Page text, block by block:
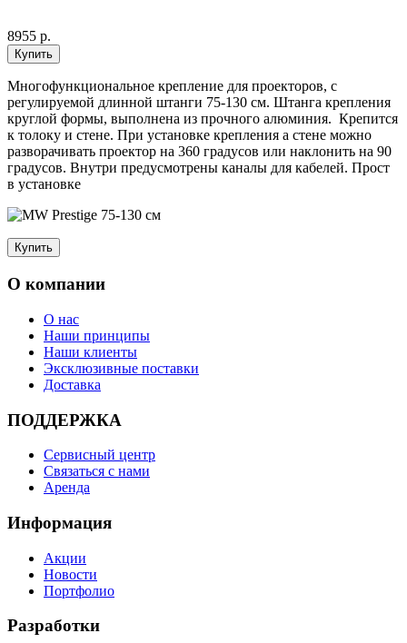
8955 р.
Многофункциональное крепление для проекторов, с
регулируемой длинной штанги 75-130 см. Штанга крепления
круглой формы, выполнена из прочного алюминия. Крепится
к толоку и стене. При установке крепления а стене можно
разворачивать проектор на 360 градусов или наклонить на 90
градусов. Внутри предусмотрены каналы для кабелей. Прост
в установке
О компании
О нас
Наши принципы
Наши клиенты
Эксклюзивные поставки
Доставка
ПОДДЕРЖКА
Сервисный центр
Связаться с нами
Аренда
Информация
Акции
Новости
Портфолио
Разработки